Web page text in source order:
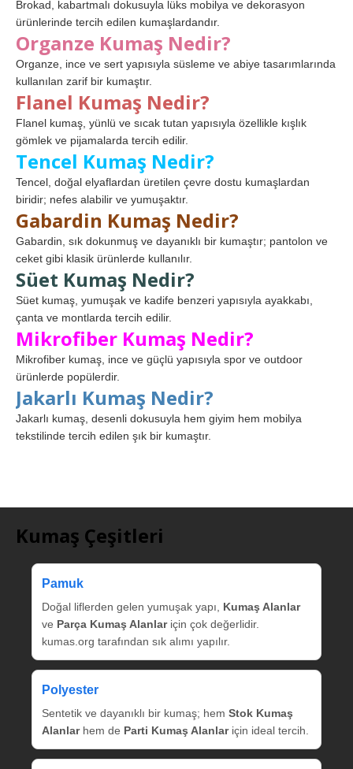
Brokad, kabartmalı dokusuyla lüks mobilya ve dekorasyon
ürünlerinde tercih edilen kumaşlardandır.
Organze Kumaş Nedir?
Organze, ince ve sert yapısıyla süsleme ve abiye tasarımlarında
kullanılan zarif bir kumaştır.
Flanel Kumaş Nedir?
Flanel kumaş, yünlü ve sıcak tutan yapısıyla özellikle kışlık
gömlek ve pijamalarda tercih edilir.
Tencel Kumaş Nedir?
Tencel, doğal elyaflardan üretilen çevre dostu kumaşlardan
biridir; nefes alabilir ve yumuşaktır.
Gabardin Kumaş Nedir?
Gabardin, sık dokunmuş ve dayanıklı bir kumaştır; pantolon ve
ceket gibi klasik ürünlerde kullanılır.
Süet Kumaş Nedir?
Süet kumaş, yumuşak ve kadife benzeri yapısıyla ayakkabı,
çanta ve montlarda tercih edilir.
Mikrofiber Kumaş Nedir?
Mikrofiber kumaş, ince ve güçlü yapısıyla spor ve outdoor
ürünlerde popülerdir.
Jakarlı Kumaş Nedir?
Jakarlı kumaş, desenli dokusuyla hem giyim hem mobilya
tekstilinde tercih edilen şık bir kumaştır.
Kumaş Çeşitleri
Pamuk
Doğal liflerden gelen yumuşak yapı, Kumaş Alanlar
ve Parça Kumaş Alanlariçin çok değerlidir.
kumas.org tarafından sık alımı yapılır.
Polyester
Sentetik ve dayanıklı bir kumaş; hem Stok Kumaş
Alanlarhem de Parti Kumaş Alanlariçin ideal tercih.